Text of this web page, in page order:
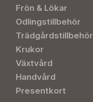
Frön & Lökar
Odlingstillbehör
Trädgårdstillbehör
Krukor
Växtvård
Handvård
Presentkort